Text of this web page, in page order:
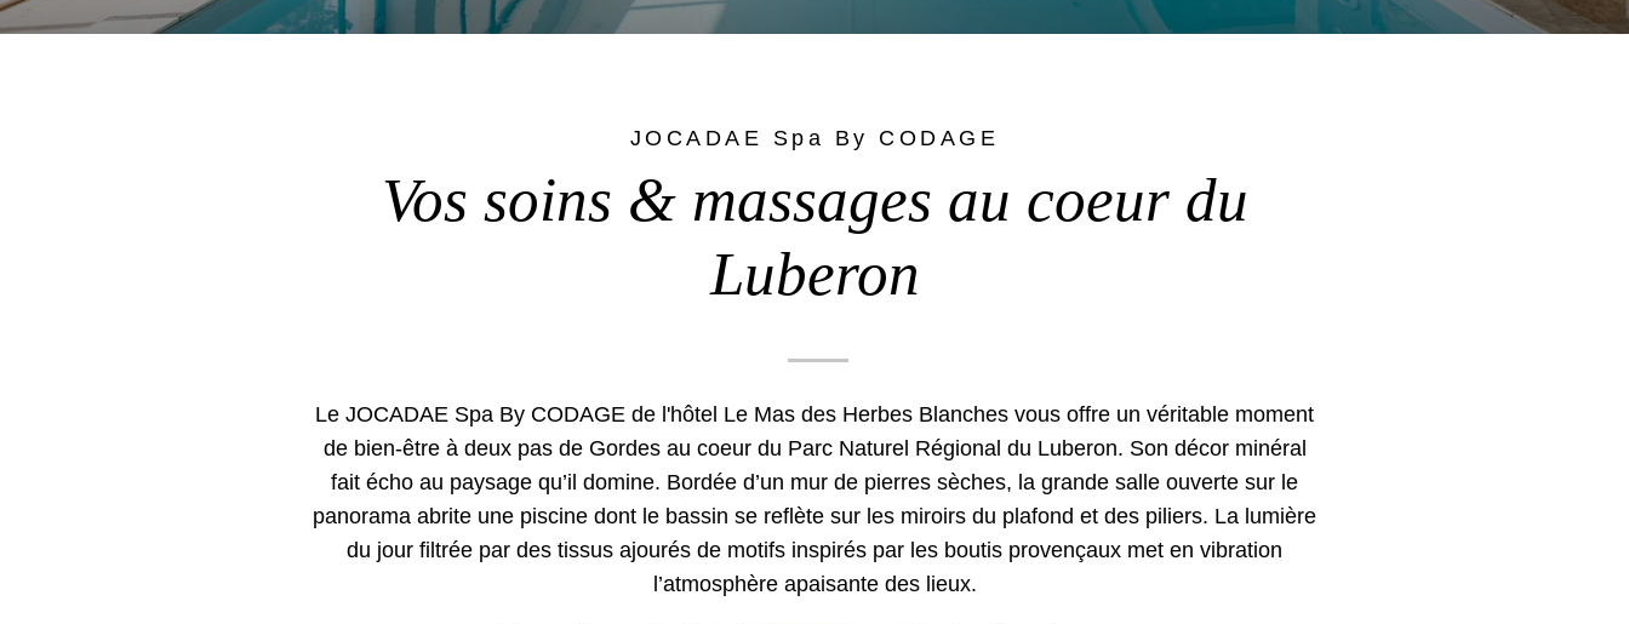
JOCADAE Spa By CODAGE
Vos soins & massages au coeur du
Luberon
Le JOCADAE Spa By CODAGE de l'hôtel Le Mas des Herbes Blanches vous offre un véritable moment
de bien-être à deux pas de Gordes au coeur du Parc Naturel Régional du Luberon. Son décor minéral
fait écho au paysage qu’il domine. Bordée d’un mur de pierres sèches, la grande salle ouverte sur le
panorama abrite une piscine dont le bassin se reflète sur les miroirs du plafond et des piliers. La lumière
du jour filtrée par des tissus ajourés de motifs inspirés par les boutis provençaux met en vibration
l’atmosphère apaisante des lieux.